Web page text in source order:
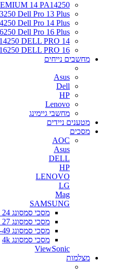
14 PA14250
Dell Pro 13 Plus
Dell Pro 14 Plus
Dell Pro 16 Plus
DELL PRO 14
DELL PRO 16
מחשבים נייחים
Asus
Dell
HP
Lenovo
מחשבי גיימינג
מטענים ניידים
מסכים
AOC
Asus
DELL
HP
LENOVO
LG
Mag
SAMSUNG
מסכי סמסונג 24 אינץ
מסכי סמסונג 27 אינץ
מסכי סמסונג 32-49 אינץ
מסכי סמסונג 4k
ViewSonic
מצלמות